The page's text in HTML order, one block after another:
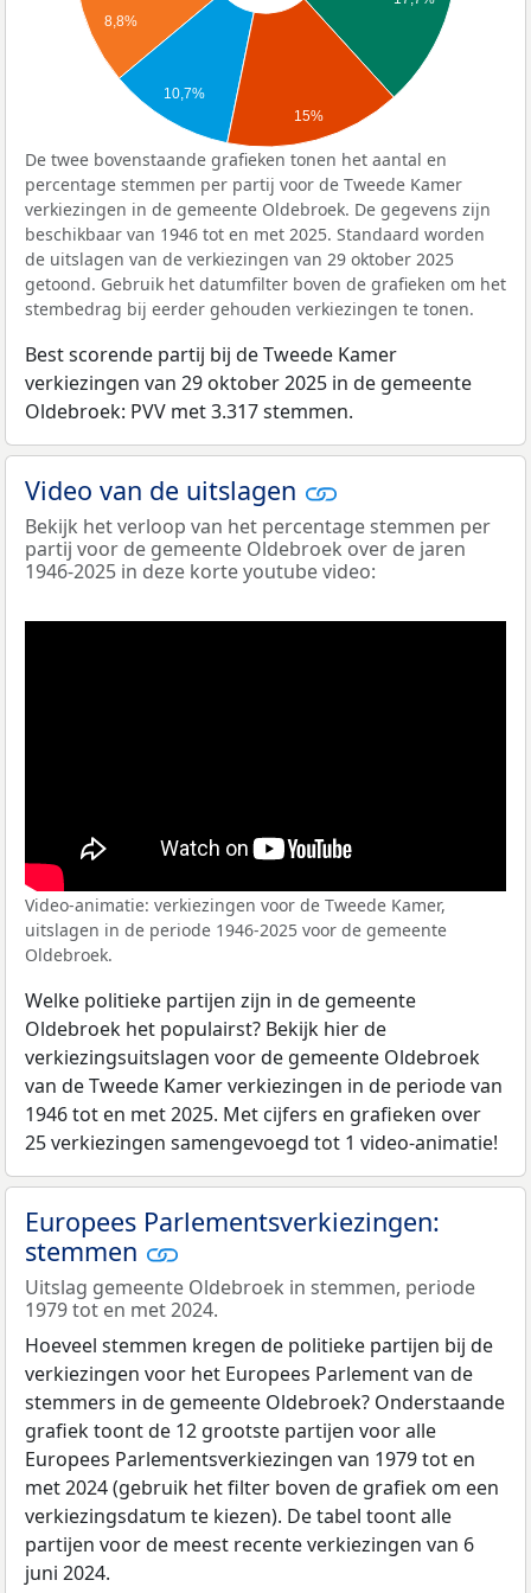
8,8%
10,7%
15%
De twee bovenstaande grafieken tonen het aantal en
percentage stemmen per partij voor de Tweede Kamer
verkiezingen in de gemeente Oldebroek. De gegevens zijn
beschikbaar van 1946 tot en met 2025. Standaard worden
de uitslagen van de verkiezingen van 29 oktober 2025
getoond. Gebruik het datumfilter boven de grafieken om het
stembedrag bij eerder gehouden verkiezingen te tonen.
Best scorende partij bij de Tweede Kamer
verkiezingen van 29 oktober 2025 in de gemeente
Oldebroek: PVV met 3.317 stemmen.
Video van de uitslagen
Bekijk het verloop van het percentage stemmen per
partij voor de gemeente Oldebroek over de jaren
1946-2025 in deze korte youtube video:
Video-animatie: verkiezingen voor de Tweede Kamer,
uitslagen in de periode 1946-2025 voor de gemeente
Oldebroek.
Welke politieke partijen zijn in de gemeente
Oldebroek het populairst? Bekijk hier de
verkiezingsuitslagen voor de gemeente Oldebroek
van de Tweede Kamer verkiezingen in de periode van
1946 tot en met 2025. Met cijfers en grafieken over
25 verkiezingen samengevoegd tot 1 video-animatie!
Europees Parlementsverkiezingen:
stemmen
Uitslag gemeente Oldebroek in stemmen, periode
1979 tot en met 2024.
Hoeveel stemmen kregen de politieke partijen bij de
verkiezingen voor het Europees Parlement van de
stemmers in de gemeente Oldebroek? Onderstaande
grafiek toont de 12 grootste partijen voor alle
Europees Parlementsverkiezingen van 1979 tot en
met 2024 (gebruik het filter boven de grafiek om een
verkiezingsdatum te kiezen). De tabel toont alle
partijen voor de meest recente verkiezingen van 6
juni 2024.